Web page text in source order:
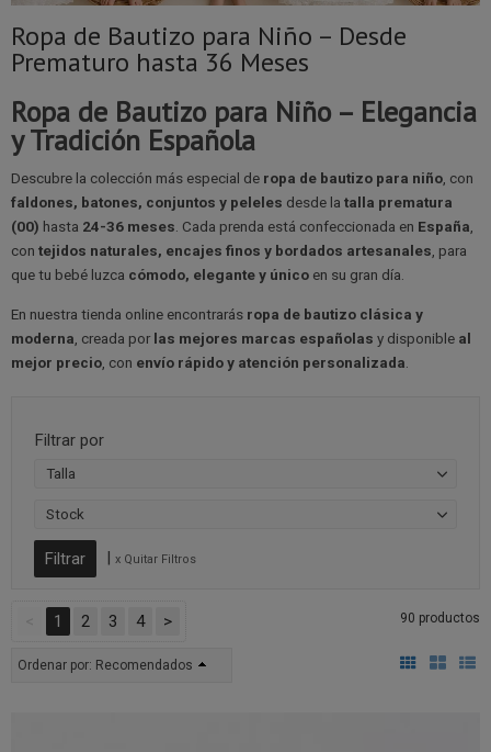
Ropa de Bautizo para Niño – Desde
Prematuro hasta 36 Meses
Ropa de Bautizo para Niño – Elegancia
y Tradición Española
Descubre la colección más especial de ropa de bautizo para niño, con
faldones, batones, conjuntos y peleles desde la talla prematura
(00) hasta 24-36 meses. Cada prenda está confeccionada en España,
con tejidos naturales, encajes finos y bordados artesanales, para
que tu bebé luzca cómodo, elegante y único en su gran día.
En nuestra tienda online encontrarás ropa de bautizo clásica y
moderna , creada por las mejores marcas españolas y disponible al
mejor precio , con envío rápido y atención personalizada
Filtrar por
Talla
Stock
| x Quitar Filtros
1 2 3 4 > 90 productos
Ordenar por: Recomendados